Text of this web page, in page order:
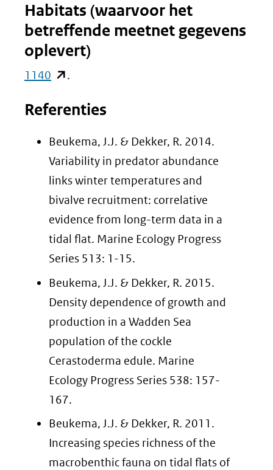
Habitats (waarvoor het
betreffende meetnet gegevens
oplevert)
1140 (opent
nieuw
.
Referenties
Beukema, J.J. & Dekker, R. 2014.
Variability in predator abundance
links winter temperatures and
bivalve recruitment: correlative
evidence from long-term data in a
tidal flat. Marine Ecology Progress
Series 513: 1-15.
Beukema, J.J. & Dekker, R. 2015.
Density dependence of growth and
production in a Wadden Sea
population of the cockle
Cerastoderma edule. Marine
Ecology Progress Series 538: 157-
167.
Beukema, J.J. & Dekker, R. 2011.
Increasing species richness of the
macrobenthic fauna on tidal flats of